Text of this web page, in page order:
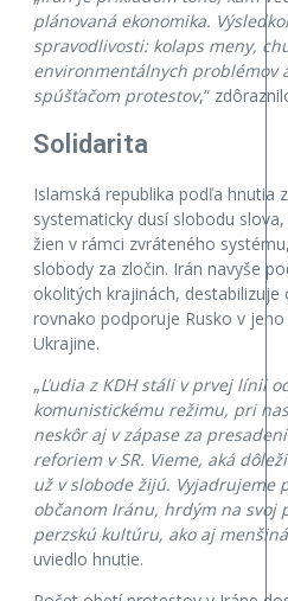
plánovaná ekonomika.
spravodlivosti: kolaps meny,
environmentálnych problémov
spúšťačom protestov,“
Solidarita
Islamská republika podľa hnutia
systematicky dusí slobodu
žien v rámci zvráteného
slobody za zločin. Irán navyše
okolitých krajinách, destabilizuje
rovnako podporuje Rusko v
Ukrajine.
„Ľudia z KDH stáli v prvej línii
komunistickému režimu, pri
neskôr aj v zápase za
reforiem v SR. Vieme, aká
už v slobode žijú. Vyjadrujeme
občanom Iránu, hrdým na
perzskú kultúru, ako aj
uviedlo hnutie.